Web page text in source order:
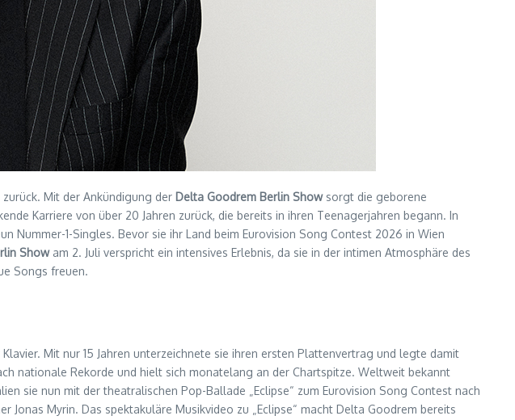
Mit der Ankündigung der Delta Goodrem Berlin Showsorgt die geborene
Karriere von über 20 Jahren zurück, die bereits in ihren Teenagerjahren begann. In
Nummer-1-Singles. Bevor sie ihr Land beim Eurovision Song Contest 2026 in Wien
Showam 2. Juli verspricht ein intensives Erlebnis, da sie in der intimen Atmosphäre des
Songs freuen.
Mit nur 15 Jahren unterzeichnete sie ihren ersten Plattenvertrag und legte damit
nationale Rekorde und hielt sich monatelang an der Chartspitze. Weltweit bekannt
sie nun mit der theatralischen Pop-Ballade „Eclipse“ zum Eurovision Song Contest nach
Myrin. Das spektakuläre Musikvideo zu „Eclipse“ macht Delta Goodrem bereits